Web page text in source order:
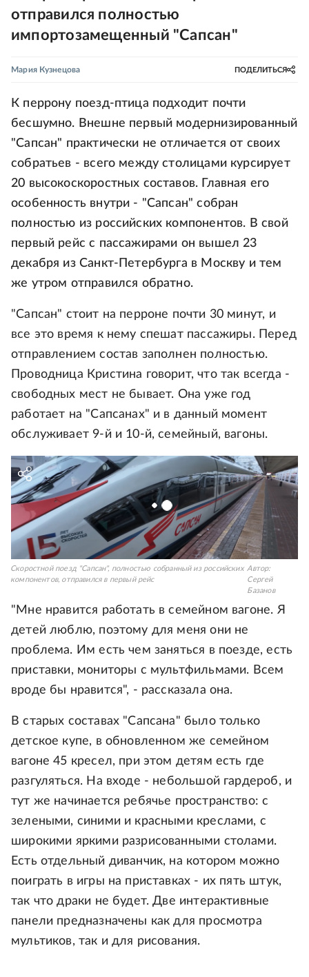
отправился полностью
импортозамещенный "Сапсан"
Мария Кузнецова ПОДЕЛИТЬСЯ
К перрону поезд-птица подходит почти
бесшумно. Внешне первый модернизированный
"Сапсан" практически не отличается от своих
собратьев - всего между столицами курсирует
20 высокоскоростных составов. Главная его
особенность внутри - "Сапсан" собран
полностью из российских компонентов. В свой
первый рейс с пассажирами он вышел 23
декабря из Санкт-Петербурга в Москву и тем
же утром отправился обратно.
"Сапсан" стоит на перроне почти 30 минут, и
все это время к нему спешат пассажиры. Перед
отправлением состав заполнен полностью.
Проводница Кристина говорит, что так всегда -
свободных мест не бывает. Она уже год
работает на "Сапсанах" и в данный момент
обслуживает 9-й и 10-й, семейный, вагоны.
Скоростной поезд "Сапсан", полностью собранный из российских
компонентов, отправился в первый рейс
Автор:
Сергей
Базанов
"Мне нравится работать в семейном вагоне. Я
детей люблю, поэтому для меня они не
проблема. Им есть чем заняться в поезде, есть
приставки, мониторы с мультфильмами. Всем
вроде бы нравится", - рассказала она.
В старых составах "Сапсана" было только
детское купе, в обновленном же семейном
вагоне 45 кресел, при этом детям есть где
разгуляться. На входе - небольшой гардероб, и
тут же начинается ребячье пространство: с
зелеными, синими и красными креслами, с
широкими яркими разрисованными столами.
Есть отдельный диванчик, на котором можно
поиграть в игры на приставках - их пять штук,
так что драки не будет. Две интерактивные
панели предназначены как для просмотра
мультиков, так и для рисования.